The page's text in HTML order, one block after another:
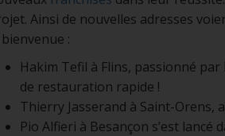
Ainsi de nouvelles adresses
bienvenue :
Hakim Tefil à Flins, passionné
de restauration rapide !
Thierry Jasserand à Saint-
Pio Alfieri à Besançon s’est